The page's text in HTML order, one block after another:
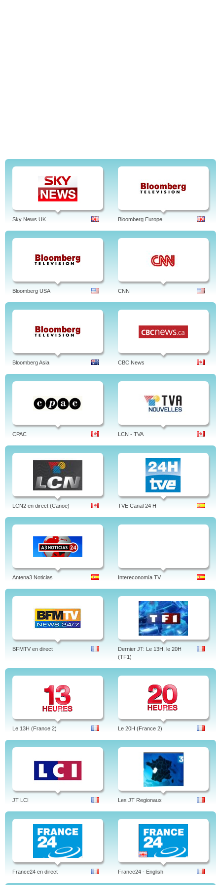
Sky News UK Bloomberg Europe
Bloomberg USA CNN
Bloomberg Asia CBC News
CPAC LCN - TVA
LCN2 en direct (Canoe) TVE Canal 24 H
Antena3 Noticias Intereconomía TV
BFMTV en direct
Dernier JT: Le 13H, le 20H
(TF1)
Le 13H (France 2) Le 20H (France 2)
JT LCI Les JT Regionaux
France24 en direct France24 - English